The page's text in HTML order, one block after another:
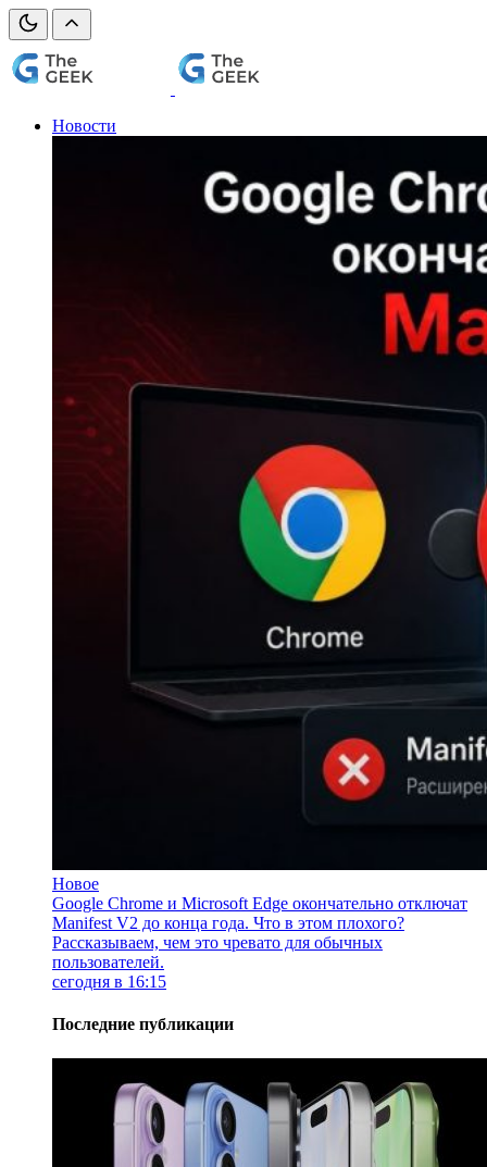
Новости
Новое
Google Chrome и Microsoft Edge окончательно отключат
Manifest V2 до конца года. Что в этом плохого?
Рассказываем, чем это чревато для обычных
пользователей.
сегодня в 16:15
Последние публикации